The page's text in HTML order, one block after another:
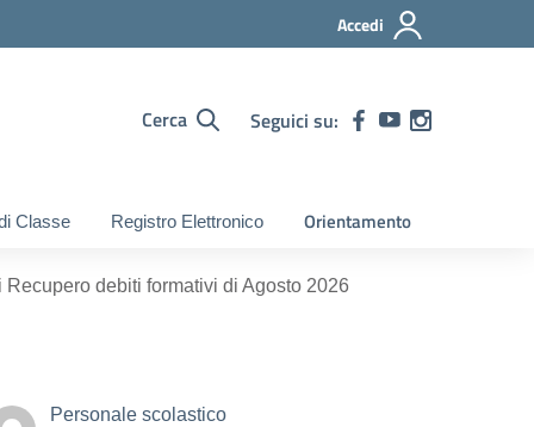
Accedi
Cerca Seguici su:
Classe Registro Elettronico Orientamento
debiti formativi di Agosto 2026
Personale scolastico